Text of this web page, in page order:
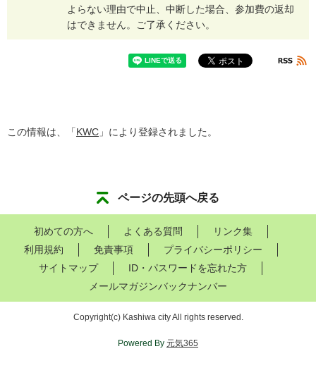
よらない理由で中止、中断した場合、参加費の返却
はできません。ご了承ください。
この情報は、「KWC 」により登録されました。
ページの先頭へ戻る
初めての方へ よくある質問
リンク集
利用規約
免責事項
プライバシーポリシー
サイトマップ
ID・パスワードを忘れた方
メールマガジンバックナンバー
Copyright(c) Kashiwa city All rights reserved.
Powered By 元気365